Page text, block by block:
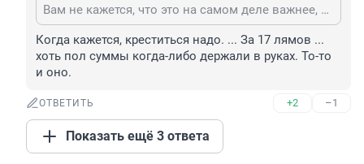
Вам не кажется, что это на самом деле важнее, чем тачка за 17 лямов?
Когда кажется, креститься надо. ... За 17 лямов ...
хоть пол суммы когда-либо держали в руках. То-то
и оно.
ОТВЕТИТЬ +2 –1
Показать ещё 3 ответа